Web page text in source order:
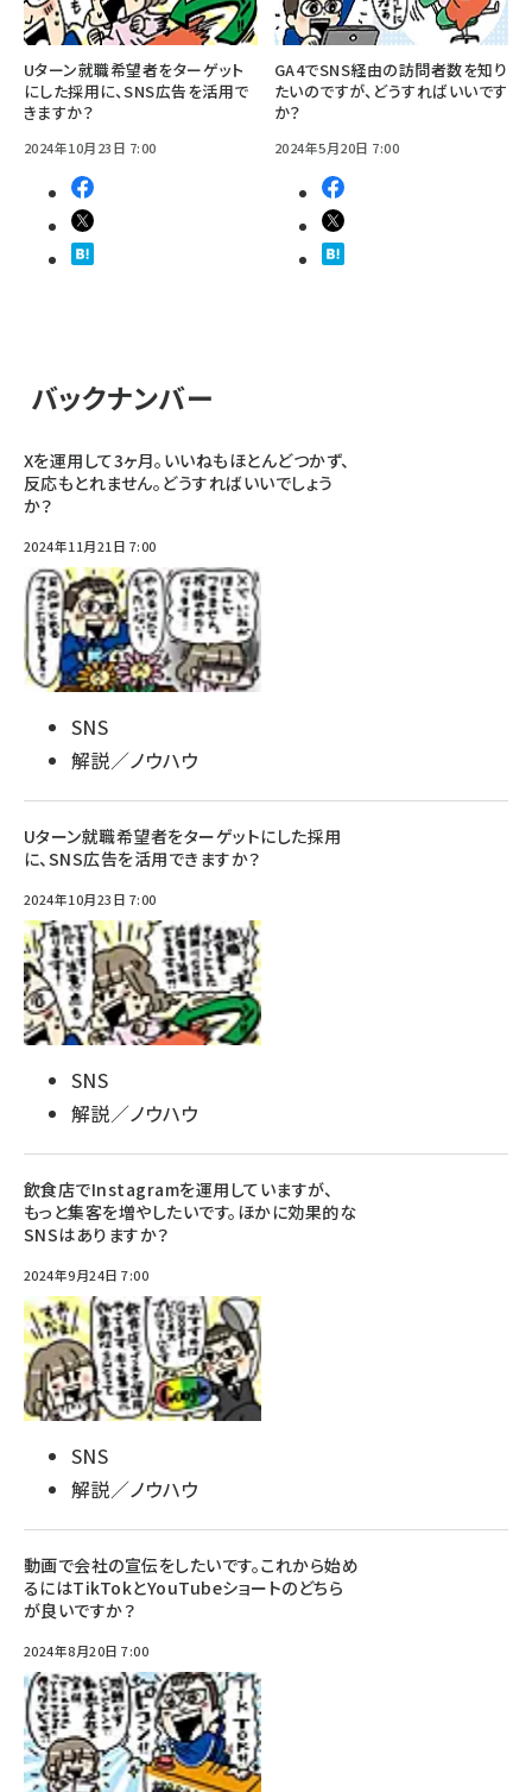
Uターン就職希望者をターゲット
にした採用に、SNS広告を活用で
きますか？
2024年10月23日 7:00
GA4でSNS経由の訪問者数を知り
たいのですが、どうすればいいです
か？
2024年5月20日 7:00
バックナンバー
Xを運用して3ヶ月。いいねもほとんどつかず、
反応もとれません。どうすればいいでしょう
か？
2024年11月21日 7:00
SNS
解説／ノウハウ
Uターン就職希望者をターゲットにした採用
に、SNS広告を活用できますか？
2024年10月23日 7:00
SNS
解説／ノウハウ
飲食店でInstagramを運用していますが、
もっと集客を増やしたいです。ほかに効果的な
SNSはありますか？
2024年9月24日 7:00
SNS
解説／ノウハウ
動画で会社の宣伝をしたいです。これから始め
るにはTikTokとYouTubeショートのどちら
が良いですか？
2024年8月20日 7:00